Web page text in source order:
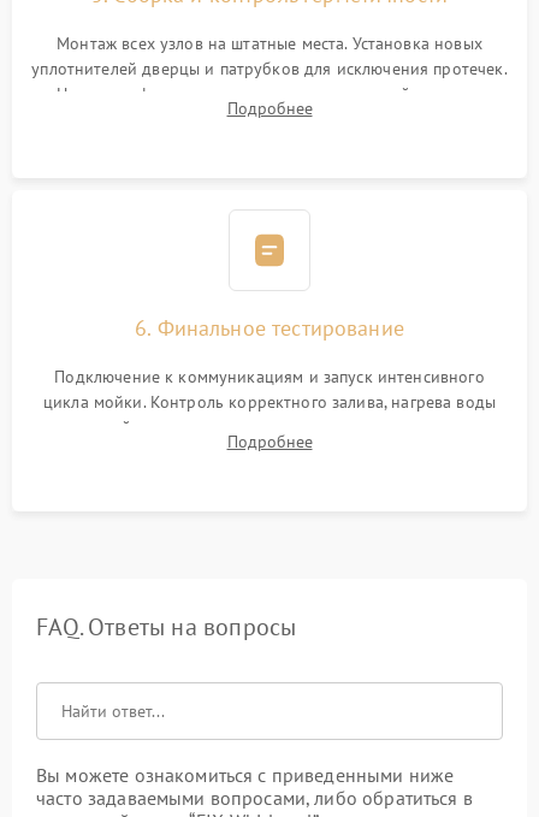
Монтаж всех узлов на штатные места. Установка новых
уплотнителей дверцы и патрубков для исключения протечек.
Надежная фиксация хомутов гидравлической системы,
сборка корпуса и установка датчика поплавка.
Подробнее
6. Финальное тестирование
Подключение к коммуникациям и запуск интенсивного
цикла мойки. Контроль корректного залива, нагрева воды
до нужной температуры, отсутствия посторонних шумов,
штатного слива и абсолютной сухости в поддоне.
Подробнее
FAQ. Ответы на вопросы
Вы можете ознакомиться с приведенными ниже
часто задаваемыми вопросами, либо обратиться в